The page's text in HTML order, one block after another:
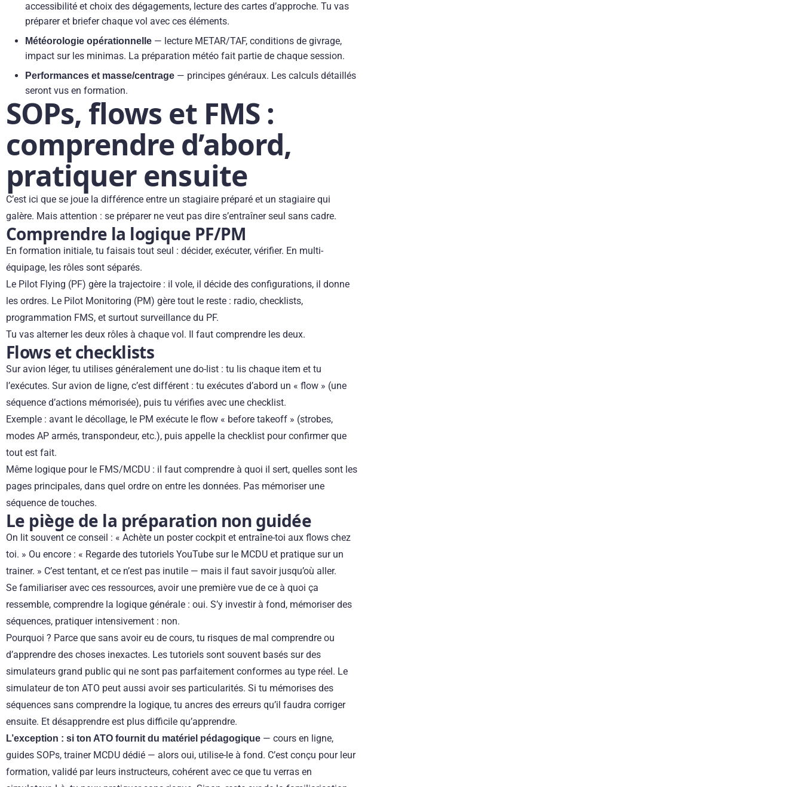
accessibilité et choix des dégagements, lecture des cartes d’approche. Tu vas
préparer et briefer chaque vol avec ces éléments.
Météorologie opérationnelle — lecture METAR/TAF, conditions de givrage,
impact sur les minimas. La préparation météo fait partie de chaque session.
Performances et masse/centrage — principes généraux. Les calculs détaillés
seront vus en formation.
SOPs, flows et FMS :
comprendre d’abord,
pratiquer ensuite
C’est ici que se joue la différence entre un stagiaire préparé et un stagiaire qui
galère. Mais attention : se préparer ne veut pas dire s’entraîner seul sans cadre.
Comprendre la logique PF/PM
En formation initiale, tu faisais tout seul : décider, exécuter, vérifier. En multi-
équipage, les rôles sont séparés.
Le Pilot Flying (PF) gère la trajectoire : il vole, il décide des configurations, il donne
les ordres. Le Pilot Monitoring (PM) gère tout le reste : radio, checklists,
programmation FMS, et surtout surveillance du PF.
Tu vas alterner les deux rôles à chaque vol. Il faut comprendre les deux.
Flows et checklists
Sur avion léger, tu utilises généralement une do-list : tu lis chaque item et tu
l’exécutes. Sur avion de ligne, c’est différent : tu exécutes d’abord un « flow » (une
séquence d’actions mémorisée), puis tu vérifies avec une checklist.
Exemple : avant le décollage, le PM exécute le flow « before takeoff » (strobes,
modes AP armés, transpondeur, etc.), puis appelle la checklist pour confirmer que
tout est fait.
Même logique pour le FMS/MCDU : il faut comprendre à quoi il sert, quelles sont les
pages principales, dans quel ordre on entre les données. Pas mémoriser une
séquence de touches.
Le piège de la préparation non guidée
On lit souvent ce conseil : « Achète un poster cockpit et entraîne-toi aux flows chez
toi. » Ou encore : « Regarde des tutoriels YouTube sur le MCDU et pratique sur un
trainer. » C’est tentant, et ce n’est pas inutile — mais il faut savoir jusqu’où aller.
Se familiariser avec ces ressources, avoir une première vue de ce à quoi ça
ressemble, comprendre la logique générale : oui. S’y investir à fond, mémoriser des
séquences, pratiquer intensivement : non.
Pourquoi ? Parce que sans avoir eu de cours, tu risques de mal comprendre ou
d’apprendre des choses inexactes. Les tutoriels sont souvent basés sur des
simulateurs grand public qui ne sont pas parfaitement conformes au type réel. Le
simulateur de ton ATO peut aussi avoir ses particularités. Si tu mémorises des
séquences sans comprendre la logique, tu ancres des erreurs qu’il faudra corriger
ensuite. Et désapprendre est plus difficile qu’apprendre.
L’exception : si ton ATO fournit du matériel pédagogique — cours en ligne,
guides SOPs, trainer MCDU dédié — alors oui, utilise-le à fond. C’est conçu pour leur
formation, validé par leurs instructeurs, cohérent avec ce que tu verras en